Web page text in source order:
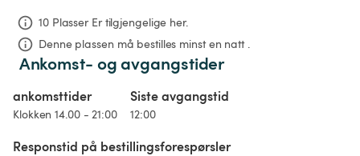
10 Plasser Er tilgjengelige her.
Denne plassen må bestilles minst en natt .
Ankomst- og avgangstider
ankomsttider
Klokken 14.00 - 21:00
Siste avgangstid
12:00
Responstid på bestillingsforespørsler